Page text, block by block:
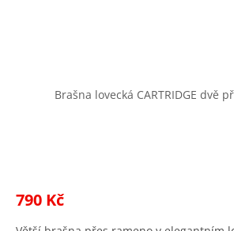
Brašna lovecká CARTRIDGE dvě
790 Kč